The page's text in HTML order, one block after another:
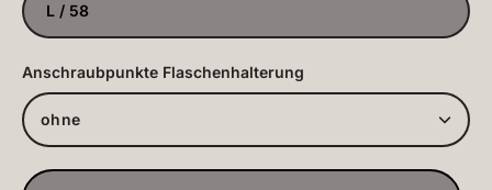
L / 58
Anschraubpunkte Flaschenhalterung
ohne